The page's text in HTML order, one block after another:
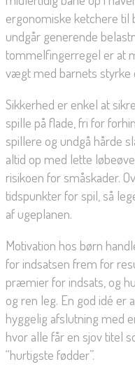
ergonomiske ketchere
undgår generende
tommelfingerregel er at
vægt med barnets styrke
Sikkerhed er enkel at
spille på flade, fri for
spillere og undgå hårde
altid op med lette
risikoen for småskader.
tidspunkter for spil, så
af ugeplanen.
Motivation hos børn
for indsatsen frem for
præmier for indsats, og
og ren leg. En god idé er
hyggelig afslutning med
hvor alle får en sjov titel
“hurtigste fødder”.